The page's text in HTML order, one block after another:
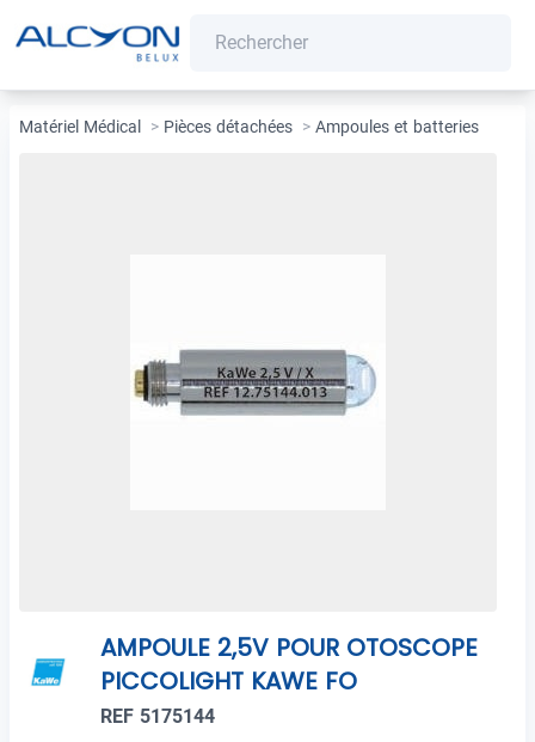
Matériel Médical > Pièces détachées > Ampoules et batteries
AMPOULE 2,5V POUR OTOSCOPE
PICCOLIGHT KAWE FO
REF 5175144